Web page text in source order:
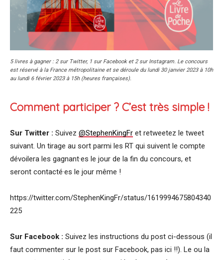
5 livres à gagner : 2 sur Twitter, 1 sur Facebook et 2 sur Instagram. Le concours
est réservé à la France métropolitaine et se déroule du lundi 30 janvier 2023 à 10h
au lundi 6 février 2023 à 15h (heures françaises).
Comment participer ? C’est très simple !
Sur Twitter : Suivez @StephenKingFr et retweetez le tweet
suivant. Un tirage au sort parmi les RT qui suivent le compte
dévoilera les gagnant·es le jour de la fin du concours, et
seront contacté·es le jour même !
https://twitter.com/StephenKingFr/status/1619994675804340
225
Sur Facebook : Suivez les instructions du post ci-dessous (il
faut commenter sur le post sur Facebook, pas ici !!). Le ou la